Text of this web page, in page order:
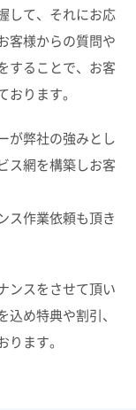
して、それにお応
客様からの質問や
することで、お客
ります。
が弊社の強みとし
ス網を構築しお客
ス作業依頼も頂き
ンスをさせて頂い
め特典や割引、
ます。